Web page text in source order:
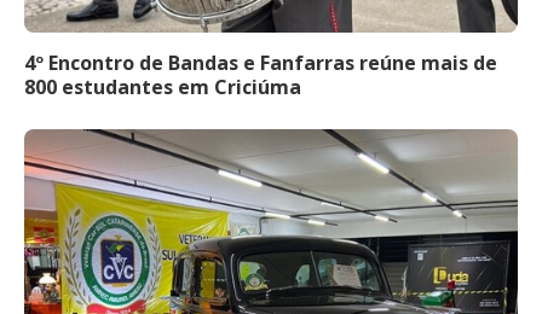
4º Encontro de Bandas e Fanfarras reúne mais de
800 estudantes em Criciúma